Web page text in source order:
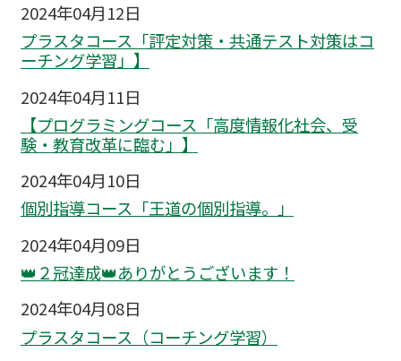
2024年04月12日
プラスタコース「評定対策・共通テスト対策はコ
ーチング学習」】
2024年04月11日
【プログラミングコース「高度情報化社会、受
験・教育改革に臨む」】
2024年04月10日
個別指導コース「王道の個別指導。」
2024年04月09日
👑２冠達成👑ありがとうございます！
2024年04月08日
プラスタコース（コーチング学習）